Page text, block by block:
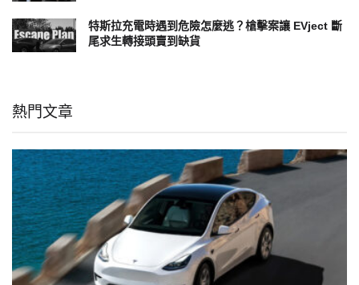
特斯拉充電時遇到危險怎麼逃？槍擊案讓 EVject 斷
尾求生轉接頭賣到缺貨
熱門文章